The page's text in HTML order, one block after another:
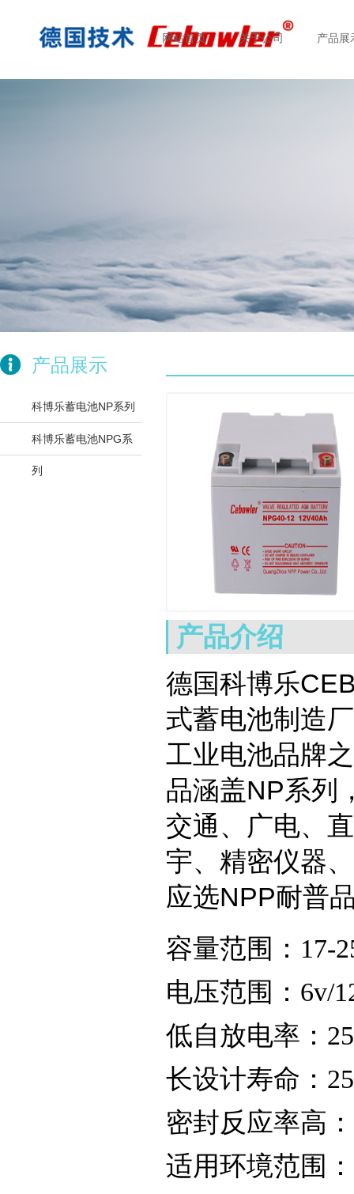
网站首页 关于公司 产品展
产品展示
科博乐蓄电池NP系列
科博乐蓄电池NPG系
列
产品介绍
德国科博乐
式蓄电池制造
工业电池品牌
品涵盖NP系列
交通、广电、
宇、精密仪器
应选NPP耐普
容量范围：17-
电压范围：6v/
低自放电率：
长设计寿命：
密封反应率高
适用环境范围